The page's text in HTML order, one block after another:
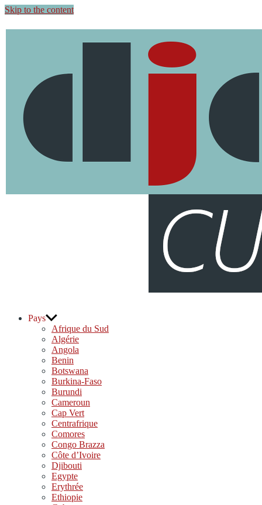
Skip to the content
Pays
Afrique du Sud
Algérie
Angola
Benin
Botswana
Burkina-Faso
Burundi
Cameroun
Cap Vert
Centrafrique
Comores
Congo Brazza
Côte d’Ivoire
Djibouti
Egypte
Erythrée
Ethiopie